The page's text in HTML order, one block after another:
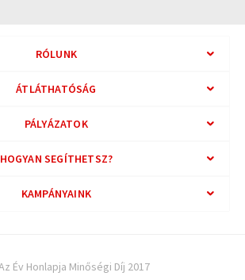
RÓLUNK
ÁTLÁTHATÓSÁG
PÁLYÁZATOK
HOGYAN SEGÍTHETSZ?
KAMPÁNYAINK